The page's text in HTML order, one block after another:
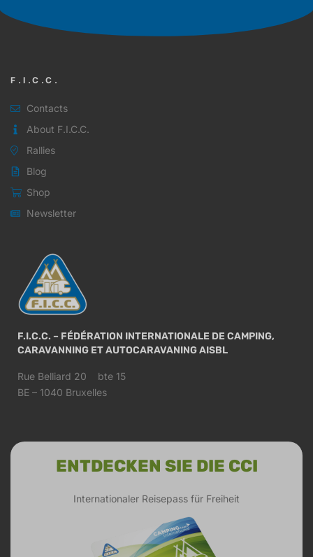
F.I.C.C. – FÉDÉRATION INTERNATIONALE DE CAMPING,
CARAVANNING ET AUTOCARAVANING AISBL
Rue Belliard 20 bte 15
BE – 1040 Bruxelles
F.I.C.C.
Contacts
About F.I.C.C.
Rallies
Blog
Shop
Newsletter
ENTDECKEN SIE DIE CCI
Internationaler Reisepass für Freiheit